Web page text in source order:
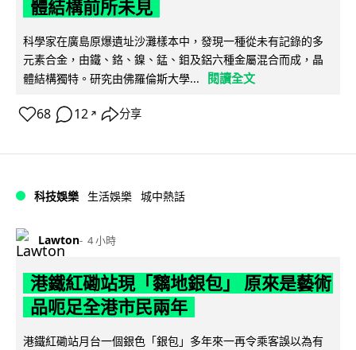
體結構前所未見
科學家在廣島原爆遺址沙灘樣本中，發現一種從未有記錄的多
元素合金，由鐵、鉻、鎳、錳、鉬及鋁六種金屬混合而成，晶
體結構獨特。研究由佛羅倫斯大學...
閱讀全文
68 12 ↗ 分享
科技娛樂 生活娛樂 城中熱話
Lawton 4 小時
港鐵紅磡站現「黐地銀包」 原來是藝術
品呃足全港市民兩年
港鐵紅磡站月台一個銀色「銀包」多年來一再令乘客誤以為有